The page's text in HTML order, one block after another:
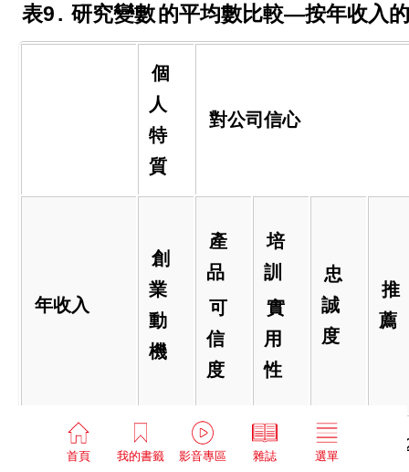
表9. 研究變數的平均數比較—按年收入
個
人
特
質
對公司信心
年收入
創
業
動
機
產
品
可
信
度
培
訓
實
用
性
忠
誠
度
推
薦
萬以下 6.43 6.63 6.45 6.54
首頁 我的書籤 影音專區 雜誌 選單